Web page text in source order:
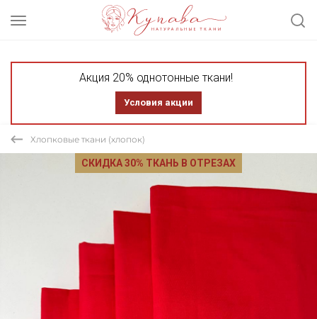
Акция 20% однотонные ткани!
Условия акции
Хлопковые ткани (хлопок)
СКИДКА 30% ТКАНЬ В ОТРЕЗАХ